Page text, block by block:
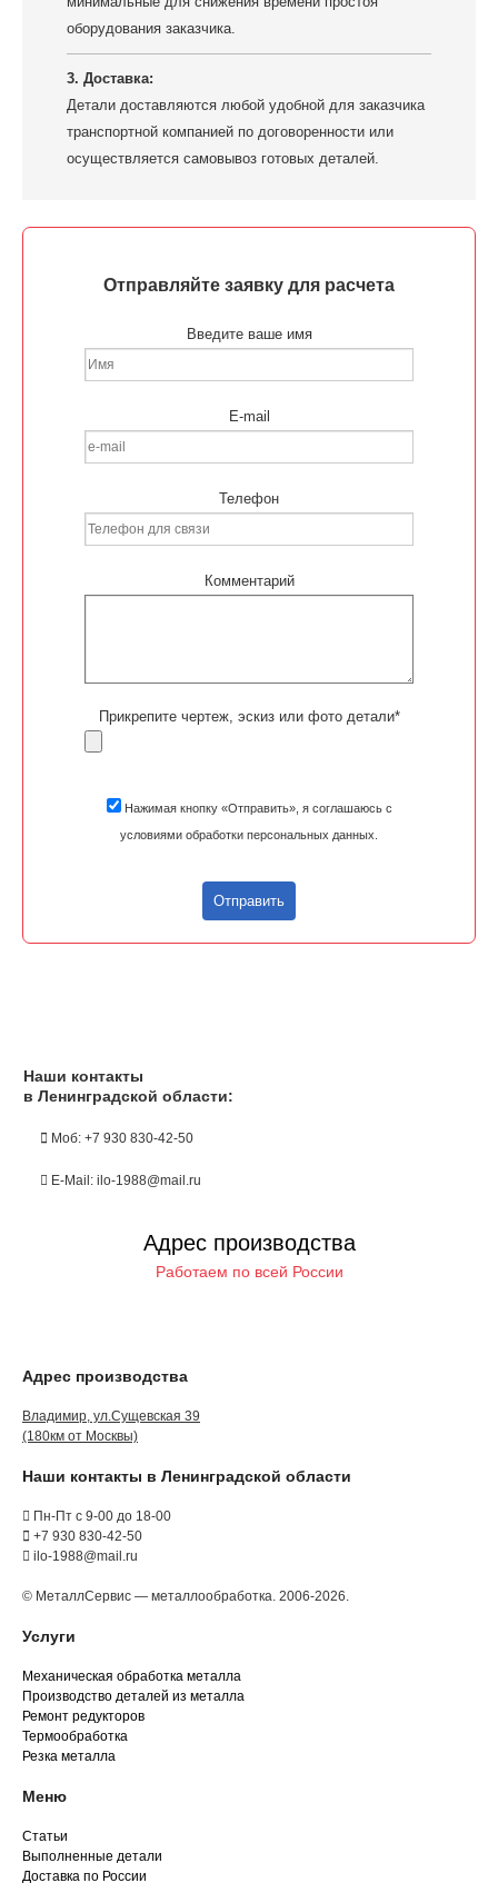
оборудования заказчика.
3. Доставка:
Детали доставляются любой удобной для заказчика
транспортной компанией по договоренности или
осуществляется самовывоз готовых деталей.
Отправляйте заявку для расчета
Введите ваше имя
E-mail
Телефон
Комментарий
Прикрепите чертеж, эскиз или фото детали*
Нажимая кнопку «Отправить», я соглашаюсь с
условиями обработки персональных данных.
Отправить
Наши контакты
в Ленинградской области:
Моб: +7 930 830-42-50
E-Mail: ilo-1988@mail.ru
Адрес производства
Работаем по всей России
Адрес производства
Владимир, ул.Сущевская 39
(180км от Москвы)
Наши контакты в Ленинградской области
Пн-Пт с 9-00 до 18-00
+7 930 830-42-50
ilo-1988@mail.ru
© МеталлСервис — металлообработка. 2006-2026.
Услуги
Механическая обработка металла
Производство деталей из металла
Ремонт редукторов
Термообработка
Резка металла
Меню
Статьи
Выполненные детали
Доставка по России